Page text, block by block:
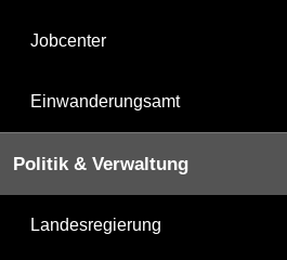
Jobcenter
Einwanderungsamt
Politik & Verwaltung
Landesregierung